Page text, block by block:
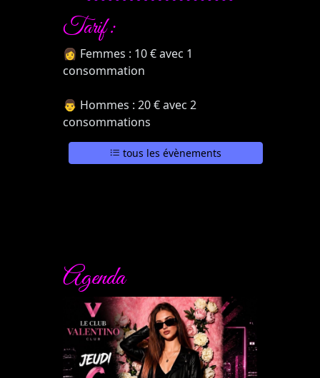
Tarif :
👩 Femmes : 10 € avec 1
consommation
👨 Hommes : 20 € avec 2
consommations
tous les évènements
Agenda